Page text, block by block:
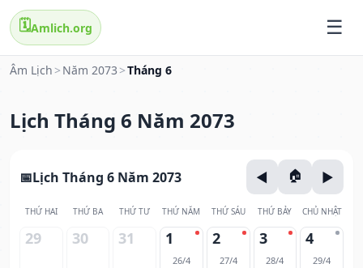
🗓️Amlich.org
Âm Lịch > Năm 2073 >Tháng 6
Lịch Tháng 6 Năm 2073
Lịch Tháng 6 Năm 2073
THỨ HAI THỨ BA THỨ TƯ THỨ NĂM THỨ SÁU THỨ BẢY CHỦ NHẬT
29 30 31 1
26/4
2
27/4
3
28/4
4
29/4